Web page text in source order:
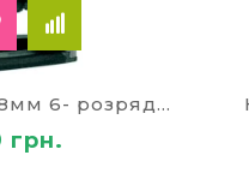
для штампа або
тобто кліше.
в корпус подушкою
кількість
Мінінумератор 3,8мм 6- розрядів 4836
грн.